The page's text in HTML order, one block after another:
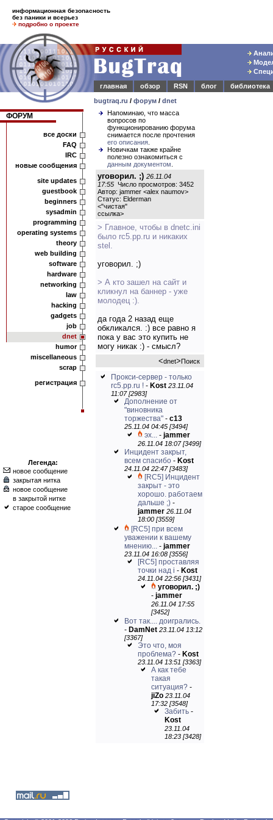
информационная безопасность
без паники и всерьез
подробно о проекте
главная
обзор RSN блог
библиотека
bugtraq.ru / форум / dnet
ФОРУМ
все доски
FAQ
IRC
новые сообщения
site updates
guestbook
beginners
sysadmin
programming
operating systems
theory
web building
software
hardware
networking
law
hacking
gadgets
job
dnet
humor
miscellaneous
scrap
регистрация
Легенда:
новое сообщение
закрытая нитка
новое сообщение
в закрытой нитке
старое сообщение
Напоминаю, что масса
вопросов по
функционированию форума
снимается после прочтения
его описания
Новичкам также крайне
полезно ознакомиться с
данным документом
уговорил. ;) 26.11.04
17:55 Число просмотров: 3452
Автор: jammer <alex naumov>
Статус: Elderman
<"чистая"
ссылка>
> Главное, чтобы в dnetc.ini
было rc5.pp.ru и никаких
stel.
уговорил. ;)
> А кто зашел на сайт и
кликнул на баннер - уже
молодец :).
да года 2 назад еще
обкликался. :) все равно я
пока у вас это купить не
могу никак :) - смысл?
<dnet>Поиск
Прокси-сервер - только
rc5.pp.ru ! - Kost 23.11.04
11:07 [2983]
Дополнение от
"виновника
торжества" - c13
25.11.04 04:45 [3494]
эх... - jammer
26.11.04 18:07 [3499]
Инцидент закрыт,
всем спасибо - Kost
24.11.04 22:47 [3483]
[RC5] Инцидент
закрыт - это
хорошо. работаем
дальше ;) -
jammer 26.11.04
18:00 [3559]
[RC5] при всем
уважении к вашему
мнению... - jammer
23.11.04 16:08 [3556]
[RC5] проставляя
точки над i - Kost
24.11.04 22:56 [3431]
уговорил. ;)
- jammer
26.11.04 17:55
[3452]
Вот так.... доигрались.
- DamNet 23.11.04 13:12
[3367]
Это что, моя
проблема? - Kost
23.11.04 13:51 [3363]
А как тебе
такая
ситуация? -
jiZo 23.11.04
17:32 [3548]
Забить -
Kost
23.11.04
18:23 [3428]